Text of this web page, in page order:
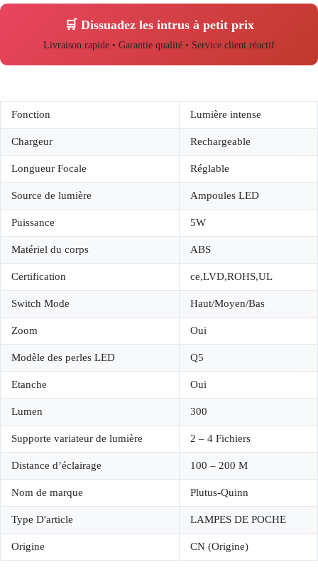
🛒 Dissuadez les intrus à petit prix
Livraison rapide • Garantie qualité • Service client réactif
Fonction Lumière intense
Chargeur Rechargeable
Longueur Focale Réglable
Source de lumière Ampoules LED
Puissance 5W
Matériel du corps ABS
Certification ce,LVD,ROHS,UL
Switch Mode Haut/Moyen/Bas
Zoom Oui
Modèle des perles LED Q5
Etanche Oui
Lumen 300
Supporte variateur de lumière 2 – 4 Fichiers
Distance d’éclairage 100 – 200 M
Nom de marque Plutus-Quinn
Type D'article LAMPES DE POCHE
Origine CN (Origine)